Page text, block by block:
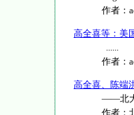
作者：
高全喜等：美
......
作者：
高全喜、陈端
——北大
作者：